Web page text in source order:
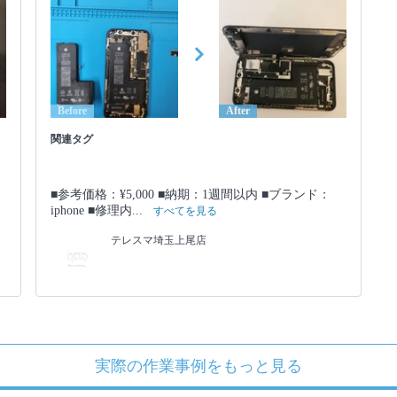
Before After
関連タグ
■参考価格：¥5,000 ■納期：1週間以内 ■ブランド：
iphone ■修理内...
すべてを見る
テレスマ埼玉上尾店
実際の作業事例をもっと見る